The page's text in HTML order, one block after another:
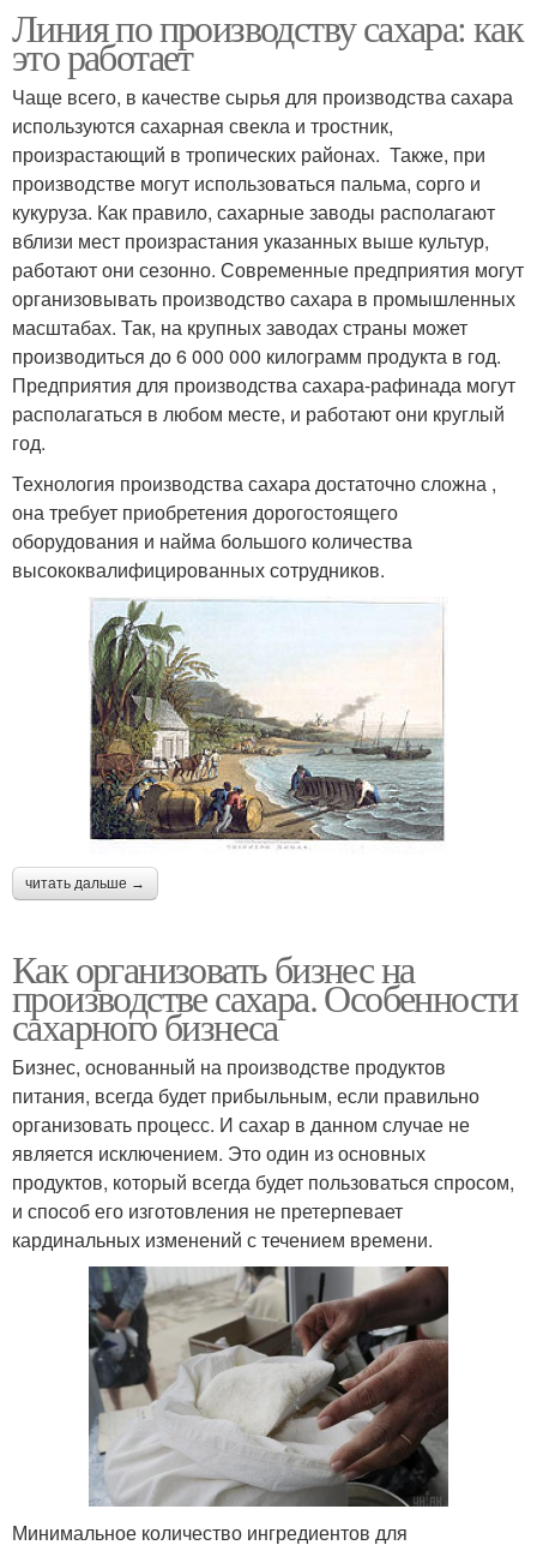
Линия по производству сахара: как
это работает
Чаще всего, в качестве сырья для производства сахара
используются сахарная свекла и тростник,
произрастающий в тропических районах. Также, при
производстве могут использоваться пальма, сорго и
кукуруза. Как правило, сахарные заводы располагают
вблизи мест произрастания указанных выше культур,
работают они сезонно. Современные предприятия могут
организовывать производство сахара в промышленных
масштабах. Так, на крупных заводах страны может
производиться до 6 000 000 килограмм продукта в год.
Предприятия для производства сахара-рафинада могут
располагаться в любом месте, и работают они круглый
год.
Технология производства сахара достаточно сложна ,
она требует приобретения дорогостоящего
оборудования и найма большого количества
высококвалифицированных сотрудников.
читать дальше →
Как организовать бизнес на
производстве сахара. Особенности
сахарного бизнеса
Бизнес, основанный на производстве продуктов
питания, всегда будет прибыльным, если правильно
организовать процесс. И сахар в данном случае не
является исключением. Это один из основных
продуктов, который всегда будет пользоваться спросом,
и способ его изготовления не претерпевает
кардинальных изменений с течением времени.
Минимальное количество ингредиентов для